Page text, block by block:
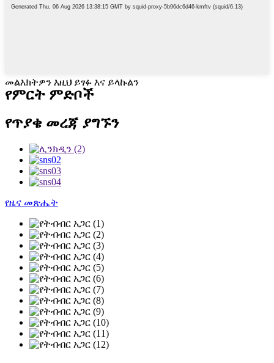
መልእክትዎን እዚህ ይፃፉ እና ይላኩልን
የምርት ምድቦች
የጥያቄ መረጃ ያግኙን
የዜና መጽሔት